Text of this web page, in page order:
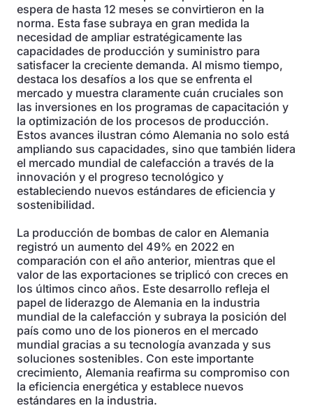
espera de hasta 12 meses se convirtieron en la
norma. Esta fase subraya en gran medida la
necesidad de ampliar estratégicamente las
capacidades de producción y suministro para
satisfacer la creciente demanda. Al mismo tiempo,
destaca los desafíos a los que se enfrenta el
mercado y muestra claramente cuán cruciales son
las inversiones en los programas de capacitación y
la optimización de los procesos de producción.
Estos avances ilustran cómo Alemania no solo está
ampliando sus capacidades, sino que también lidera
el mercado mundial de calefacción a través de la
innovación y el progreso tecnológico y
estableciendo nuevos estándares de eficiencia y
sostenibilidad.
La producción de bombas de calor en Alemania
registró un aumento del 49% en 2022 en
comparación con el año anterior, mientras que el
valor de las exportaciones se triplicó con creces en
los últimos cinco años. Este desarrollo refleja el
papel de liderazgo de Alemania en la industria
mundial de la calefacción y subraya la posición del
país como uno de los pioneros en el mercado
mundial gracias a su tecnología avanzada y sus
soluciones sostenibles. Con este importante
crecimiento, Alemania reafirma su compromiso con
la eficiencia energética y establece nuevos
estándares en la industria.